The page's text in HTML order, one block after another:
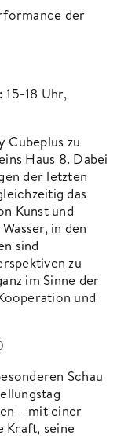
der
18 Uhr,
Cubeplus zu
Haus 8. Dabei
der letzten
das
Kunst und
in den
sind
zu
im Sinne der
und
Schau
– mit einer
Kraft, seine